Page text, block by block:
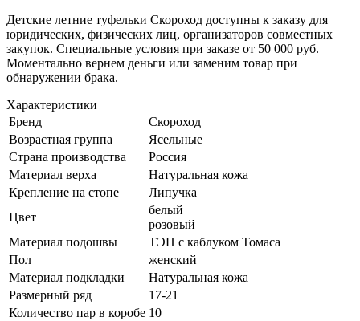
Детские летние туфельки Скороход доступны к заказу для
юридических, физических лиц, организаторов совместных
закупок. Специальные условия при заказе от 50 000 руб.
Моментально вернем деньги или заменим товар при
обнаружении брака.
Характеристики
Бренд
Скороход
Возрастная группа
Ясельные
Страна производства
Россия
Материал верха
Натуральная кожа
Крепление на стопе
Липучка
Цвет
белый
розовый
Материал подошвы
ТЭП с каблуком Томаса
Пол
женский
Материал подкладки
Натуральная кожа
Размерный ряд
17-21
Количество пар в коробе 10